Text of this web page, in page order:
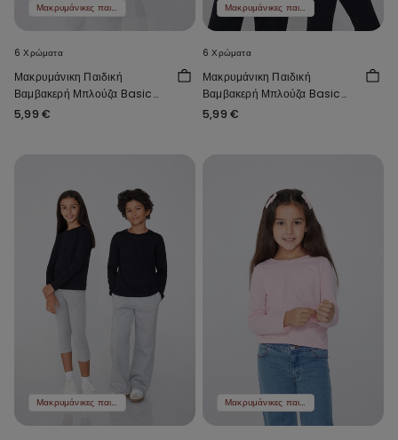
Μακρυμάνικες παιδικές μπλούζες 2 τμχ 9,99 €
6 Χρώματα
Μακρυμάνικη Παιδική
Βαμβακερή Μπλούζα Basic
Unisex
5,99 €
Μακρυμάνικες παιδικές μπλούζες 2 τμχ 9,99 €
6 Χρώματα
Μακρυμάνικη Παιδική
Βαμβακερή Μπλούζα Basic
Unisex
5,99 €
Μακρυμάνικες παιδικές μπλούζες 2 τμχ 9,99 € Μακρυμάνικες παιδικές μπλούζες 2 τμχ 9,99 €